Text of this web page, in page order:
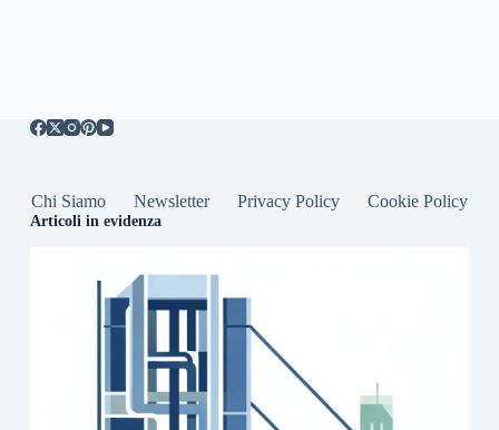
Chi Siamo Newsletter Privacy Policy Cookie Policy
Articoli in evidenza